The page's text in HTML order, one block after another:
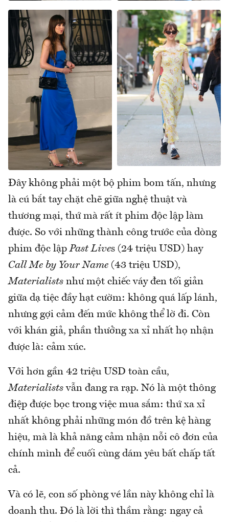
Đây không phải một bộ phim bom tấn, nhưng
là cú bắt tay chặt chẽ giữa nghệ thuật và
thương mại, thứ mà rất ít phim độc lập làm
được. So với những thành công trước của dòng
phim độc lậpPast Lives (24 triệu USD) hay
Call Me by Your Name (43 triệu USD),
Materialists như một chiếc váy đen tối giản
giữa dạ tiệc đầy hạt cườm: không quá lấp lánh,
nhưng gợi cảm đến mức không thể lờ đi. Còn
với khán giả, phần thưởng xa xỉ nhất họ nhận
được là: cảm xúc.
Với hơn gần 42 triệu USD toàn cầu,
Materialists vẫn đang ra rạp. Nó là một thông
điệp được bọc trong việc mua sắm: thứ xa xỉ
nhất không phải những món đồ trên kệ hàng
hiệu, mà là khả năng cảm nhận nỗi cô đơn của
chính mình để cuối cùng dám yêu bất chấp tất
cả.
Và có lẽ, con số phòng vé lần này không chỉ là
doanh thu. Đó là lời thì thầm rằng: ngay cả